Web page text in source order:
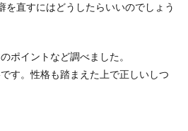
を直すにはどうしたらいいのでしょう
ポイントなど調べました。
す。性格も踏まえた上で正しいしつ